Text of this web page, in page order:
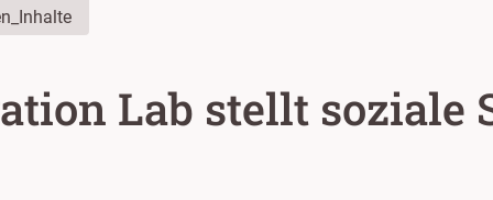
Lab stellt soziale